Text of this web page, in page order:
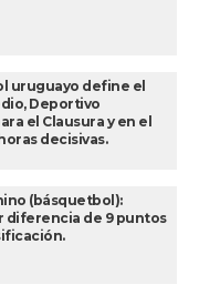
uruguayo define el
Deportivo
el Clausura y en el
decisivas.
(básquetbol):
diferencia de 9 puntos